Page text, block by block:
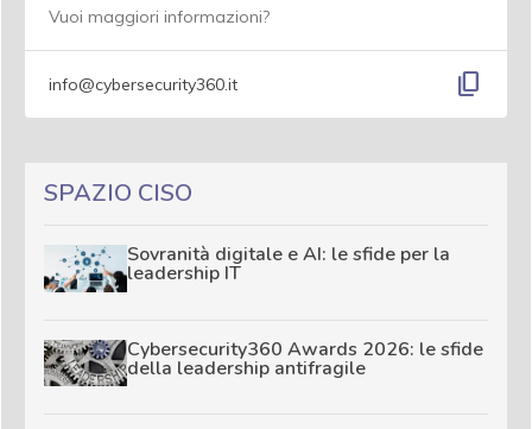
Vuoi maggiori informazioni?
info@cybersecurity360.it content_copy
SPAZIO CISO
Sovranità digitale e AI: le sfide per la
leadership IT
Cybersecurity360 Awards 2026: le sfide
della leadership antifragile